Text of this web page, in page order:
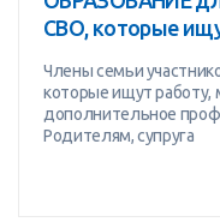
СВО, которые
Члены семьи
которые ищут работу,
дополнительное
Родителям, супруга